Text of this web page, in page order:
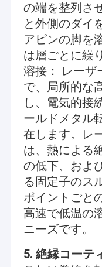
の端を整列さ
と外側のダイ
アピンの脚を
は層ごとに繰
溶接： レーザ
で、局所的な
し、電気的接
ールドメタル
在します。レ
は、熱による
の低下、およ
る固定子のス
ポイントごと
高速で低温の
ニーズです。
5. 絶縁コーテ